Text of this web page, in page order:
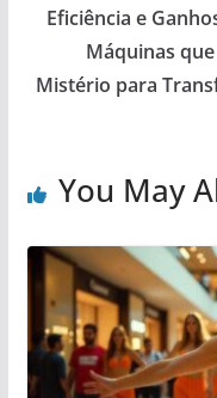
Eficiência e
Máquinas
Mistério para
You May